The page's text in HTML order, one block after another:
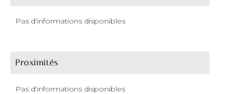
Pas d'informations disponibles
Proximités
Pas d'informations disponibles